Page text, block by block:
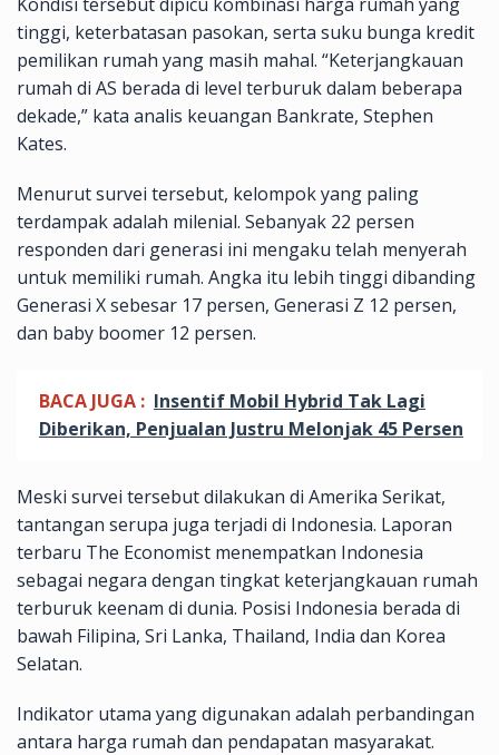
tinggi, keterbatasan pasokan, serta suku bunga kredit
pemilikan rumah yang masih mahal. “Keterjangkauan
rumah di AS berada di level terburuk dalam beberapa
dekade,” kata analis keuangan Bankrate, Stephen
Kates.
Menurut survei tersebut, kelompok yang paling
terdampak adalah milenial. Sebanyak 22 persen
responden dari generasi ini mengaku telah menyerah
untuk memiliki rumah. Angka itu lebih tinggi dibanding
Generasi X sebesar 17 persen, Generasi Z 12 persen,
dan baby boomer 12 persen.
BACA JUGA : Insentif Mobil Hybrid Tak Lagi
Diberikan, Penjualan Justru Melonjak 45 Persen
Meski survei tersebut dilakukan di Amerika Serikat,
tantangan serupa juga terjadi di Indonesia. Laporan
terbaru The Economist menempatkan Indonesia
sebagai negara dengan tingkat keterjangkauan rumah
terburuk keenam di dunia. Posisi Indonesia berada di
bawah Filipina, Sri Lanka, Thailand, India dan Korea
Selatan.
Indikator utama yang digunakan adalah perbandingan
antara harga rumah dan pendapatan masyarakat.